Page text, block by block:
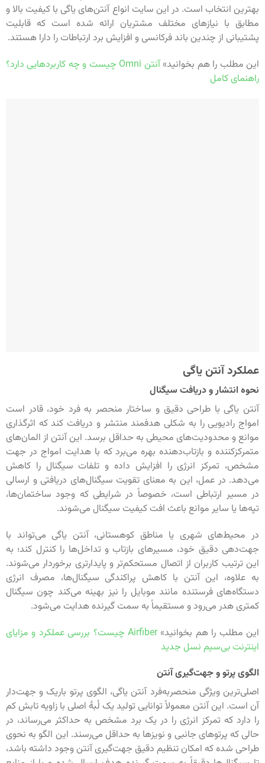
بهترین انتخاب است. در این سایت انواع آنتن‌های یاگی با کیفیت بالا و
مطابق با نیازهای مختلف مشتریان ارائه شده است که قابلیت
پشتیبانی از چندین باند فرکانسی و افزایش برد ارتباطات را دارا هستند.
این مطلب را هم بخوانید»
آنتن Omni چیست و چه کاربردهایی دارد؟
راهنمای کامل
عملکرد آنتن یاگی
نحوه انتشار و دریافت سیگنال
آنتن یاگی با طراحی دقیق و ساختار منحصر به فرد خود، قادر است
امواج رادیویی را به شکلی هدفمند منتشر و دریافت کند که اثرگذاری
موانع و محدودیت‌های محیطی به حداقل برسد. این آنتن از المان‌های
متمرکزکننده و بازتاب‌دهنده بهره می‌برد که با هدایت امواج در جهت
مشخص، تمرکز انرژی را افزایش داده و تلفات سیگنال را کاهش
می‌دهد. در عمل، این به معنای تقویت سیگنال‌های دریافتی و ارسالی
در مسیر ارتباطی است، خصوصاً در شرایطی که وجود ساختمان‌ها،
تپه‌ها یا سایر موانع باعث افت کیفیت سیگنال می‌شوند.
در محیط‌های شهری یا مناطق کوهستانی، آنتن یاگی می‌تواند با
جهت‌دهی دقیق خود، مسیرهای بازتاب و تداخل‌ها را کنترل کند؛ به
این ترتیب کاربران از اتصال مستحکم‌تر و پایدارتری برخوردار می‌شوند.
به علاوه، این آنتن با کاهش پراکندگی سیگنال‌ها، مصرف انرژی
دستگاه‌های فرستنده مانند موبایل را نیز بهینه می‌کند چون سیگنال
کمتری هدر می‌رود و مستقیماً به سمت گیرنده هدایت می‌شود.
این مطلب را هم بخوانید»
Airfiber چیست؟ بررسی عملکرد و مزایای
اینترنت بی‌سیم نسل جدید
الگوی پرتو و جهت‌گیری آنتن
اصلی‌ترین ویژگی منحصربه‌فرد آنتن یاگی، الگوی پرتو باریک و جهت‌دار
آن است. این آنتن معمولاً توانایی تولید یک لُبۀ اصلی با زاویه تابش کم
را دارد که تمرکز انرژی را در یک برد مشخص به حداکثر می‌رساند، در
حالی که پرتوهای جانبی و نویزها به حداقل می‌رسند. این الگو به نحوی
طراحی شده که امکان تنظیم دقیق جهت‌گیری آنتن وجود داشته باشد،